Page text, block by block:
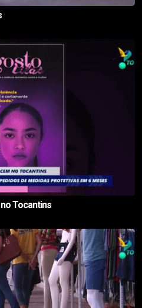
Tocantins